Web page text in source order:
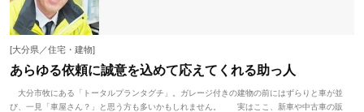
[大分県／住宅・建物]
あらゆる依頼に誠意を込めて応えてくれる助っ人
大分市牧にある「トータルプランタグチ」。ガレージ付きの建物の前にはずらりと車が並
び、一見「車屋さん？」と思う方も多いかもしれません。 実はここ、新車や中古車の販